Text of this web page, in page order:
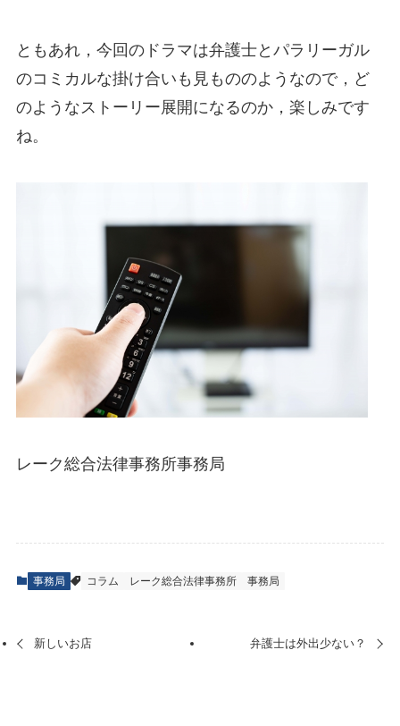
ともあれ，今回のドラマは弁護士とパラリーガル
のコミカルな掛け合いも見もののようなので，ど
のようなストーリー展開になるのか，楽しみです
ね。
レーク総合法律事務所事務局
事務局 コラム レーク総合法律事務所 事務局
新しいお店 弁護士は外出少ない？